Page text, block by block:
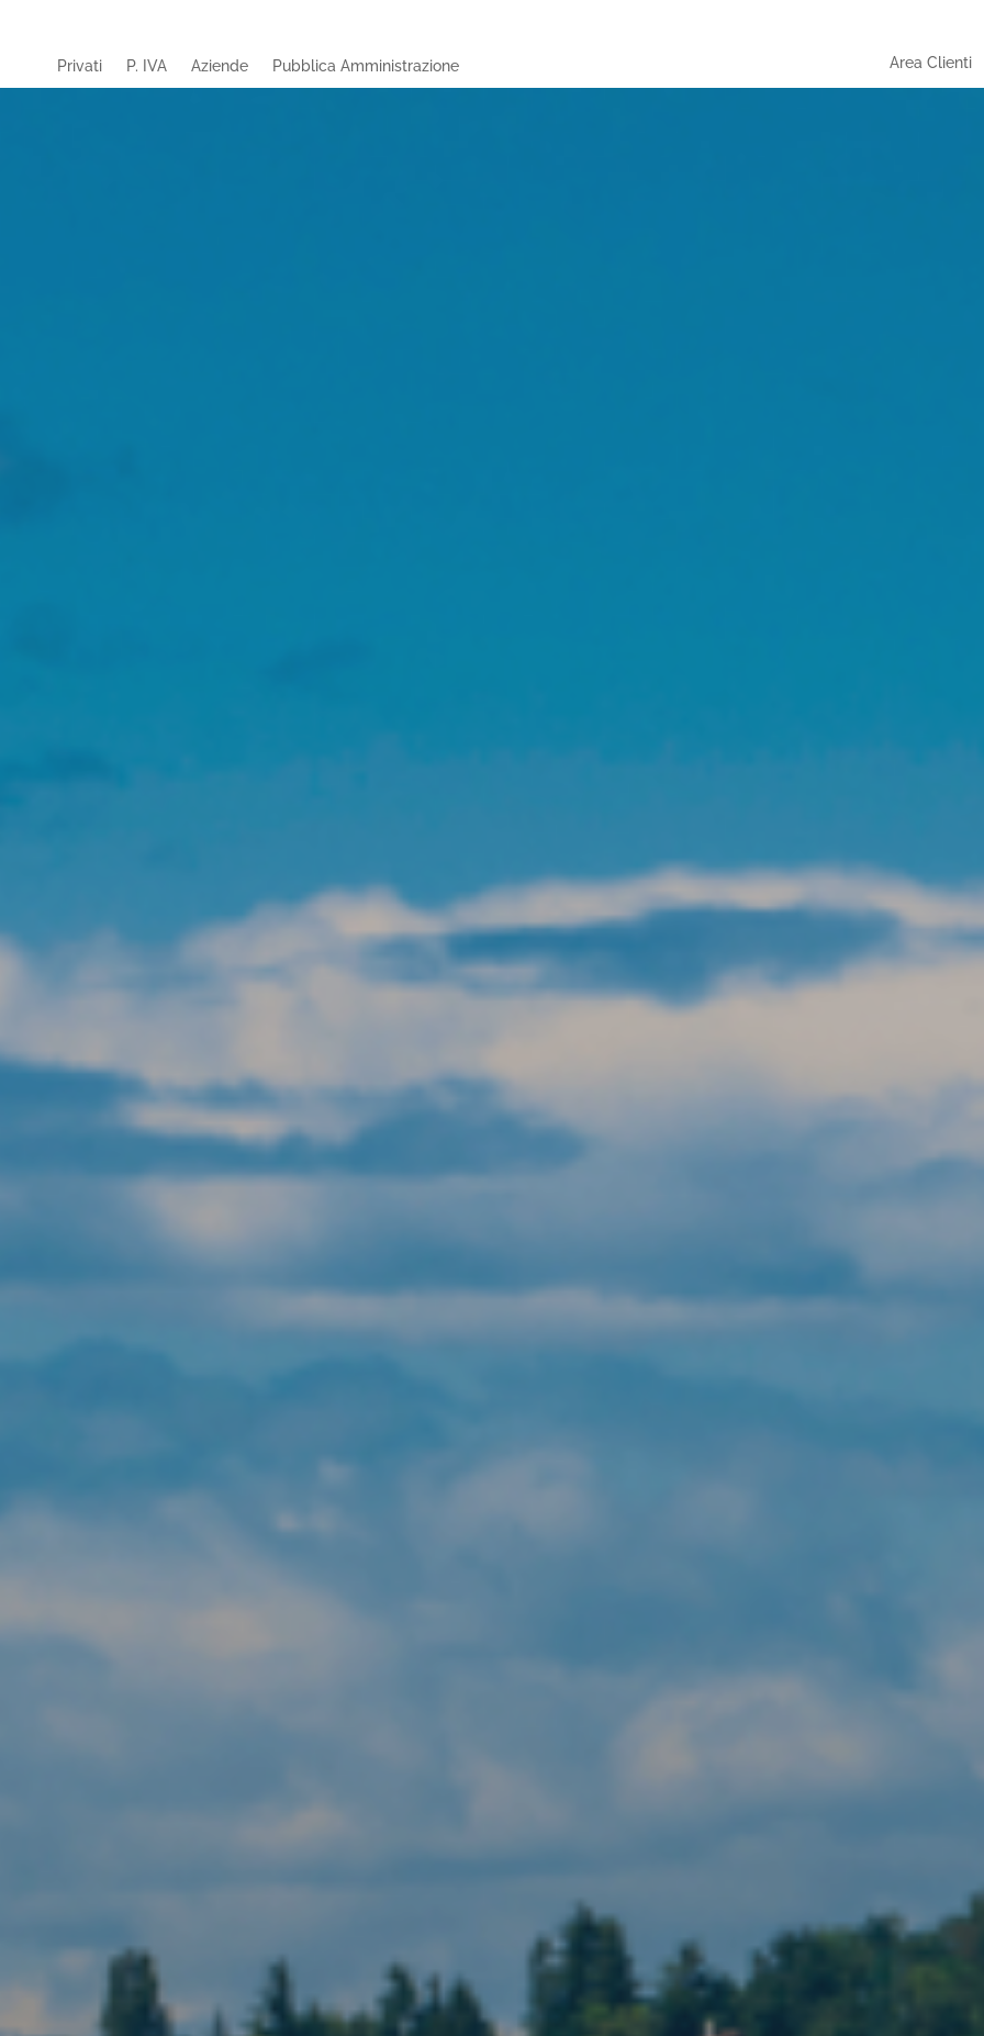
Privati P. IVA Aziende Pubblica Amministrazione Area Clienti